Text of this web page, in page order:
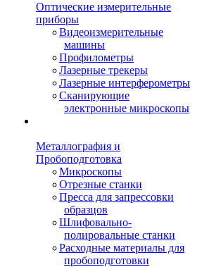
Оптические измерительные
приборы
Видеоизмерительные
машины
Профилометры
Лазерные трекеры
Лазерные интерферометры
Сканирующие
электронные микроскопы
Металлография и
Пробоподготовка
Микроскопы
Отрезные станки
Пресса для запрессовки
образцов
Шлифовально-
полировальные станки
Расходные материалы для
пробоподготовки